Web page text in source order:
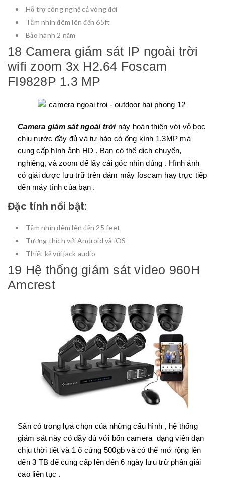
Hỗ trợ công nghệ cả vòng đời
Tầm nhìn đêm lên đến 65ft
Bảo hành 2 năm
18 Camera giám sát IP ngoài trời
wifi zoom 3x H2.64 Foscam
FI9828P 1.3 MP
Camera giám sát ngoài trờinày hoàn thiện với vỏ bọc
chịu nước đầy đủ và tự hào có ống kính 1.3MP mà
cung cấp hình ảnh HD . Bạn có thể dịch chuyển,
nghiêng, và zoom để lấy cái góc nhìn đúng . Hình ảnh
có giải được lưu trữ trên đám mây foscam hay trực tiếp
đến máy tính của bạn .
Đặc tính nổi bật:
Tầm nhìn đêm lên đến 25 feet
Tương thích với Android và iOS
Thiết kế với jack audio
19 Hệ thống giám sát video 960H
Amcrest
Sãn có trong lựa chọn của những cấu hình , hệ thống
giám sát này có đầy đủ với bốn camera dạng viên đạn
chịu thời tiết và 1 ổ cứng 500gb và có thể mở rộng lên
đến 3 TB để cung cấp lên đến 6 ngày lưu trữ phân giải
cao liên tục .